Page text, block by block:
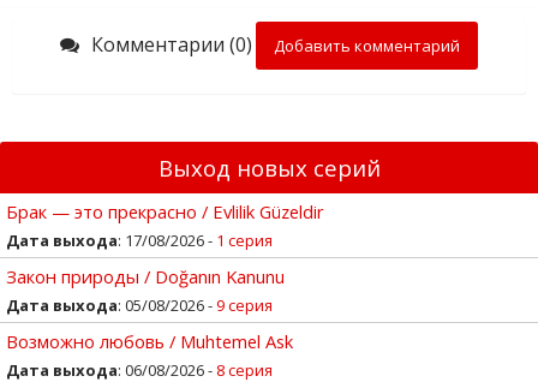
Комментарии (0) Добавить комментарий
Выход новых серий
Брак — это прекрасно / Evlilik Güzeldir
Дата выхода: 17/08/2026 - 1 серия
Закон природы / Doğanın Kanunu
Дата выхода: 05/08/2026 -9 серия
Возможно любовь / Muhtemel Ask
Дата выхода: 06/08/2026 - 8 серия